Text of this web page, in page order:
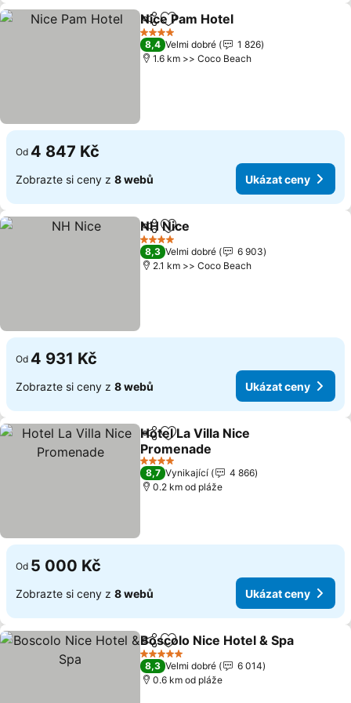
SdíletPřidat na seznam oblíbených
Nice Pam Hotel
4 Počet hvězdiček
8,4 Velmi dobré
1 826
1.6 km >> Coco Beach
Od 4 847 Kč
Zobrazte si ceny z 8 webů Ukázat ceny
SdíletPřidat na seznam oblíbených
NH Nice
4 Počet hvězdiček
8,3 Velmi dobré
6 903
2.1 km >> Coco Beach
Od 4 931 Kč
Zobrazte si ceny z 8 webů Ukázat ceny
SdíletPřidat na seznam oblíbených
Hotel La Villa Nice
Promenade
Ukázat ceny
4 Počet hvězdiček
8,7 Vynikající
4 866
0.2 km od pláže
Od 5 000 Kč
Zobrazte si ceny z 8 webů Ukázat ceny
SdíletPřidat na seznam oblíbených
Boscolo Nice Hotel & Spa
5 Počet hvězdiček
8,3 Velmi dobré
6 014
0.6 km od pláže